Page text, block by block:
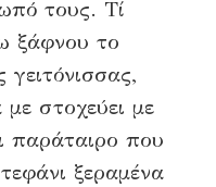
τους. Τί
ξάφνου το
στοχεύει με
παράταιρο που
ξεραμένα